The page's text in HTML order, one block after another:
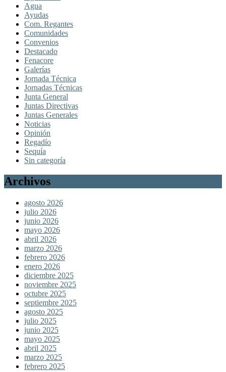
Agua
Ayudas
Com. Regantes
Comunidades
Convenios
Destacado
Fenacore
Galerías
Jornada Técnica
Jornadas Técnicas
Junta General
Juntas Directivas
Juntas Generales
Noticias
Opinión
Regadío
Sequía
Sin categoría
Archivos
agosto 2026
julio 2026
junio 2026
mayo 2026
abril 2026
marzo 2026
febrero 2026
enero 2026
diciembre 2025
noviembre 2025
octubre 2025
septiembre 2025
agosto 2025
julio 2025
junio 2025
mayo 2025
abril 2025
marzo 2025
febrero 2025